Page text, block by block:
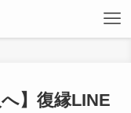
】復縁LINE